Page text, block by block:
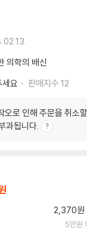
의학의 배신
세요
판매지수 12
오로 인해 주문을 취소
과됩니다.
2,370원
5만원